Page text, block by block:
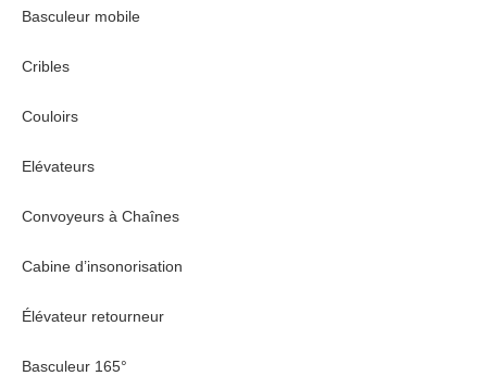
Basculeur mobile
Cribles
Couloirs
Elévateurs
Convoyeurs à Chaînes
Cabine d’insonorisation
Élévateur retourneur
Basculeur 165°